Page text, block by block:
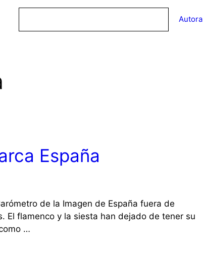
Autora
España
de la Imagen de España fuera de
El flamenco y la siesta han dejado de tener su
…